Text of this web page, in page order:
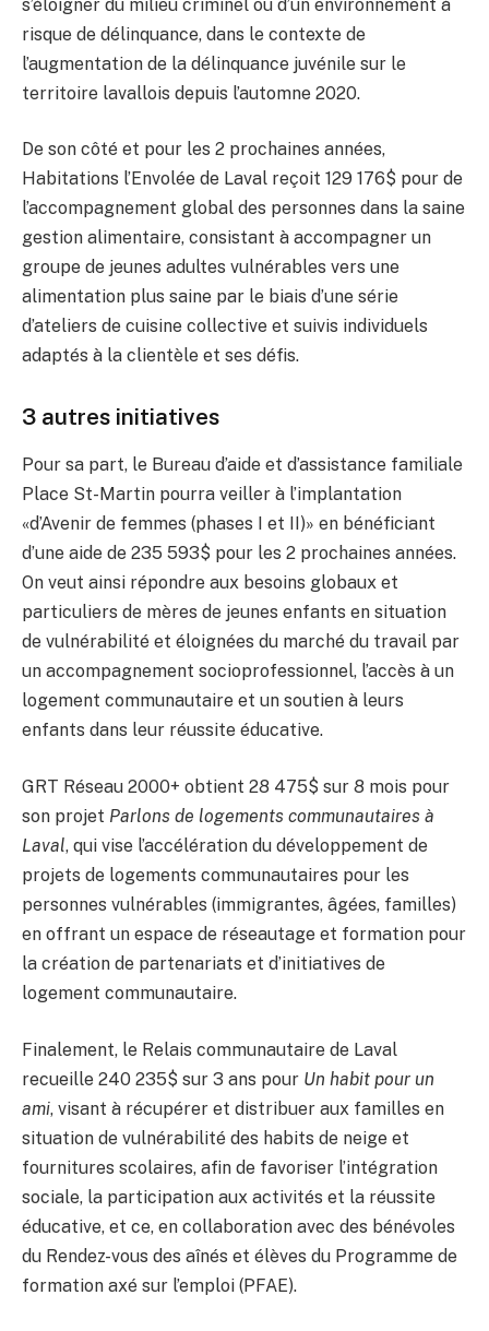
s’éloigner du milieu criminel ou d’un environnement à
risque de délinquance, dans le contexte de
l’augmentation de la délinquance juvénile sur le
territoire lavallois depuis l’automne 2020.
De son côté et pour les 2 prochaines années,
Habitations l’Envolée de Laval reçoit 129 176$ pour de
l’accompagnement global des personnes dans la saine
gestion alimentaire, consistant à accompagner un
groupe de jeunes adultes vulnérables vers une
alimentation plus saine par le biais d’une série
d’ateliers de cuisine collective et suivis individuels
adaptés à la clientèle et ses défis.
3 autres initiatives
Pour sa part, le Bureau d’aide et d’assistance familiale
Place St-Martin pourra veiller à l’implantation
«d’Avenir de femmes (phases I et II)» en bénéficiant
d’une aide de 235 593$ pour les 2 prochaines années.
On veut ainsi répondre aux besoins globaux et
particuliers de mères de jeunes enfants en situation
de vulnérabilité et éloignées du marché du travail par
un accompagnement socioprofessionnel, l’accès à un
logement communautaire et un soutien à leurs
enfants dans leur réussite éducative.
GRT Réseau 2000+ obtient 28 475$ sur 8 mois pour
son projet Parlons de logements communautaires à
Laval, qui vise l’accélération du développement de
projets de logements communautaires pour les
personnes vulnérables (immigrantes, âgées, familles)
en offrant un espace de réseautage et formation pour
la création de partenariats et d’initiatives de
logement communautaire.
Finalement, le Relais communautaire de Laval
recueille 240 235$ sur 3 ans pour Un habit pour un
ami, visant à récupérer et distribuer aux familles en
situation de vulnérabilité des habits de neige et
fournitures scolaires, afin de favoriser l’intégration
sociale, la participation aux activités et la réussite
éducative, et ce, en collaboration avec des bénévoles
du Rendez-vous des aînés et élèves du Programme de
formation axé sur l’emploi (PFAE).